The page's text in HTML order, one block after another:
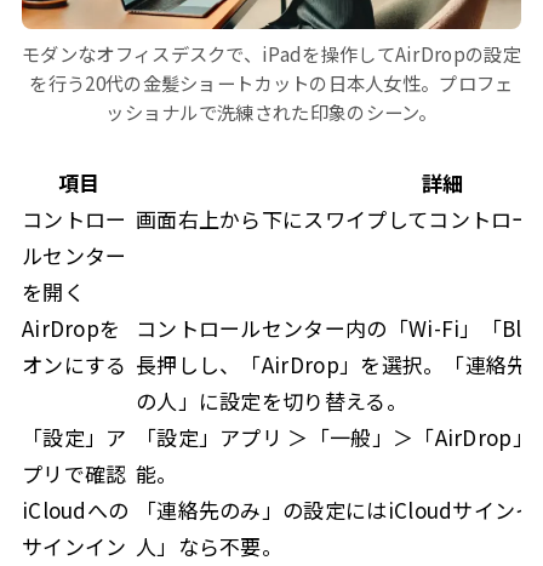
モダンなオフィスデスクで、iPadを操作してAirDropの設定
を行う20代の金髪ショートカットの日本人女性。プロフェ
ッショナルで洗練された印象のシーン。
項目
詳細
コントロー
ルセンター
を開く
画面右上から下にスワイプしてコントロ
AirDropを
オンにする
コントロールセンター内の「Wi-Fi」「
長押しし、「AirDrop」を選択。「連絡先
の人」に設定を切り替える。
「設定」ア
プリで確認
「設定」アプリ ＞「一般」＞「AirDrop
能。
iCloudへの
サインイン
「連絡先のみ」の設定にはiCloudサイン
人」なら不要。